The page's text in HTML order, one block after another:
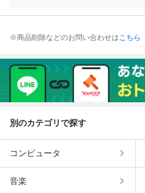
※商品削除などのお問い合わせはこちら
別のカテゴリで探す
コンピュータ
音楽